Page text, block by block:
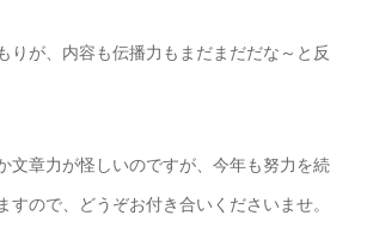
りが、内容も伝播力もまだまだだな～と反
文章力が怪しいのですが、今年も努力を続
すので、どうぞお付き合いくださいませ。